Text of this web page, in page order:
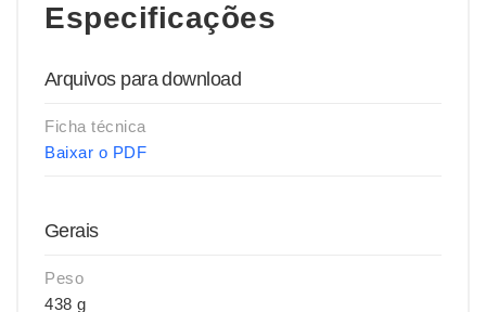
Especificações
Arquivos para download
Ficha técnica
Baixar o PDF
Gerais
Peso
438 g